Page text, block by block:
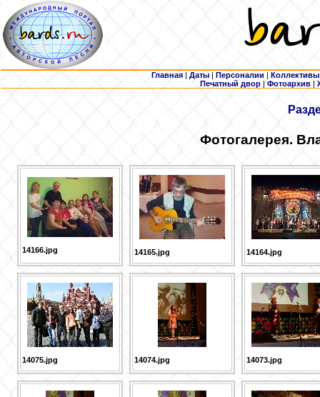
Главная | Даты | Персоналии | Коллективы
Печатный двор |Фотоархив |
Фотогалерея.
14166.jpg 14165.jpg 14164.jpg
14075.jpg 14074.jpg 14073.jpg